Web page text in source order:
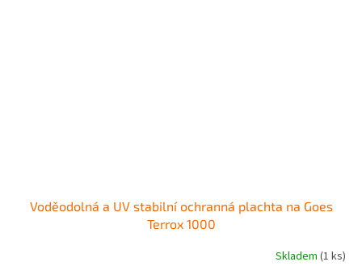
Voděodolná a UV stabilní ochranná plachta na Goes
Terrox 1000
Skladem (1 ks)